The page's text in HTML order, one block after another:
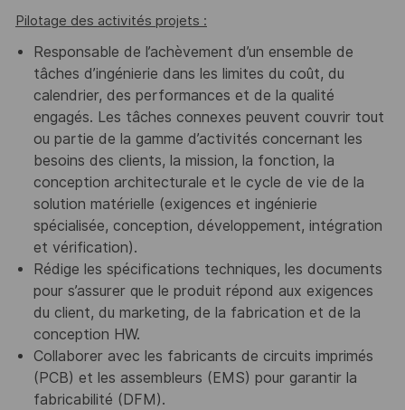
Pilotage des activités projets :
Responsable de l’achèvement d’un ensemble de
tâches d’ingénierie dans les limites du coût, du
calendrier, des performances et de la qualité
engagés. Les tâches connexes peuvent couvrir tout
ou partie de la gamme d’activités concernant les
besoins des clients, la mission, la fonction, la
conception architecturale et le cycle de vie de la
solution matérielle (exigences et ingénierie
spécialisée, conception, développement, intégration
et vérification).
Rédige les spécifications techniques, les documents
pour s’assurer que le produit répond aux exigences
du client, du marketing, de la fabrication et de la
conception HW.
Collaborer avec les fabricants de circuits imprimés
(PCB) et les assembleurs (EMS) pour garantir la
fabricabilité (DFM).